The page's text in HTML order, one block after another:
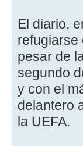
El diario,
refugiarse
pesar de
segundo
y con el
delantero
la UEFA.